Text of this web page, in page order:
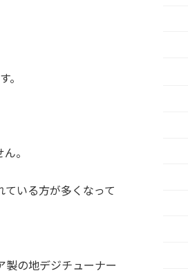
。
。
いる方が多くなって
製の地デジチューナー